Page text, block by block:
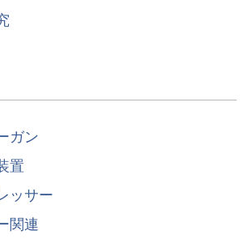
ガン
置
ッサー
関連